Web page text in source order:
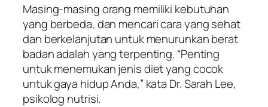
Masing-masing orang memiliki kebutuhan
yang berbeda, dan mencari cara yang sehat
dan berkelanjutan untuk menurunkan berat
badan adalah yang terpenting. “Penting
untuk menemukan jenis diet yang cocok
untuk gaya hidup Anda,” kata Dr. Sarah Lee,
psikolog nutrisi.